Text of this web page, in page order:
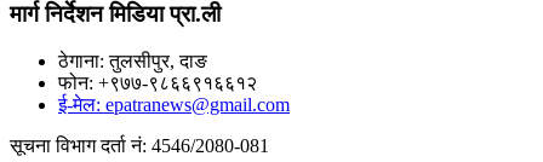
मार्ग निर्देशन मिडिया प्रा.ली
ठेगाना: तुलसीपुर, दाङ
फोन: +९७७-९८६६९१६६१२
ई-मेल: epatranews@gmail.com
सूचना विभाग दर्ता नं: 4546/2080-081